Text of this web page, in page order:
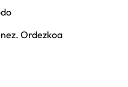
Ordezkoa